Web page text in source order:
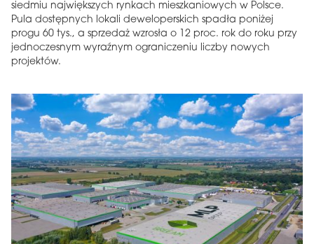
siedmiu największych rynkach mieszkaniowych w Polsce.
Pula dostępnych lokali deweloperskich spadła poniżej
progu 60 tys., a sprzedaż wzrosła o 12 proc. rok do roku przy
jednoczesnym wyraźnym ograniczeniu liczby nowych
projektów.